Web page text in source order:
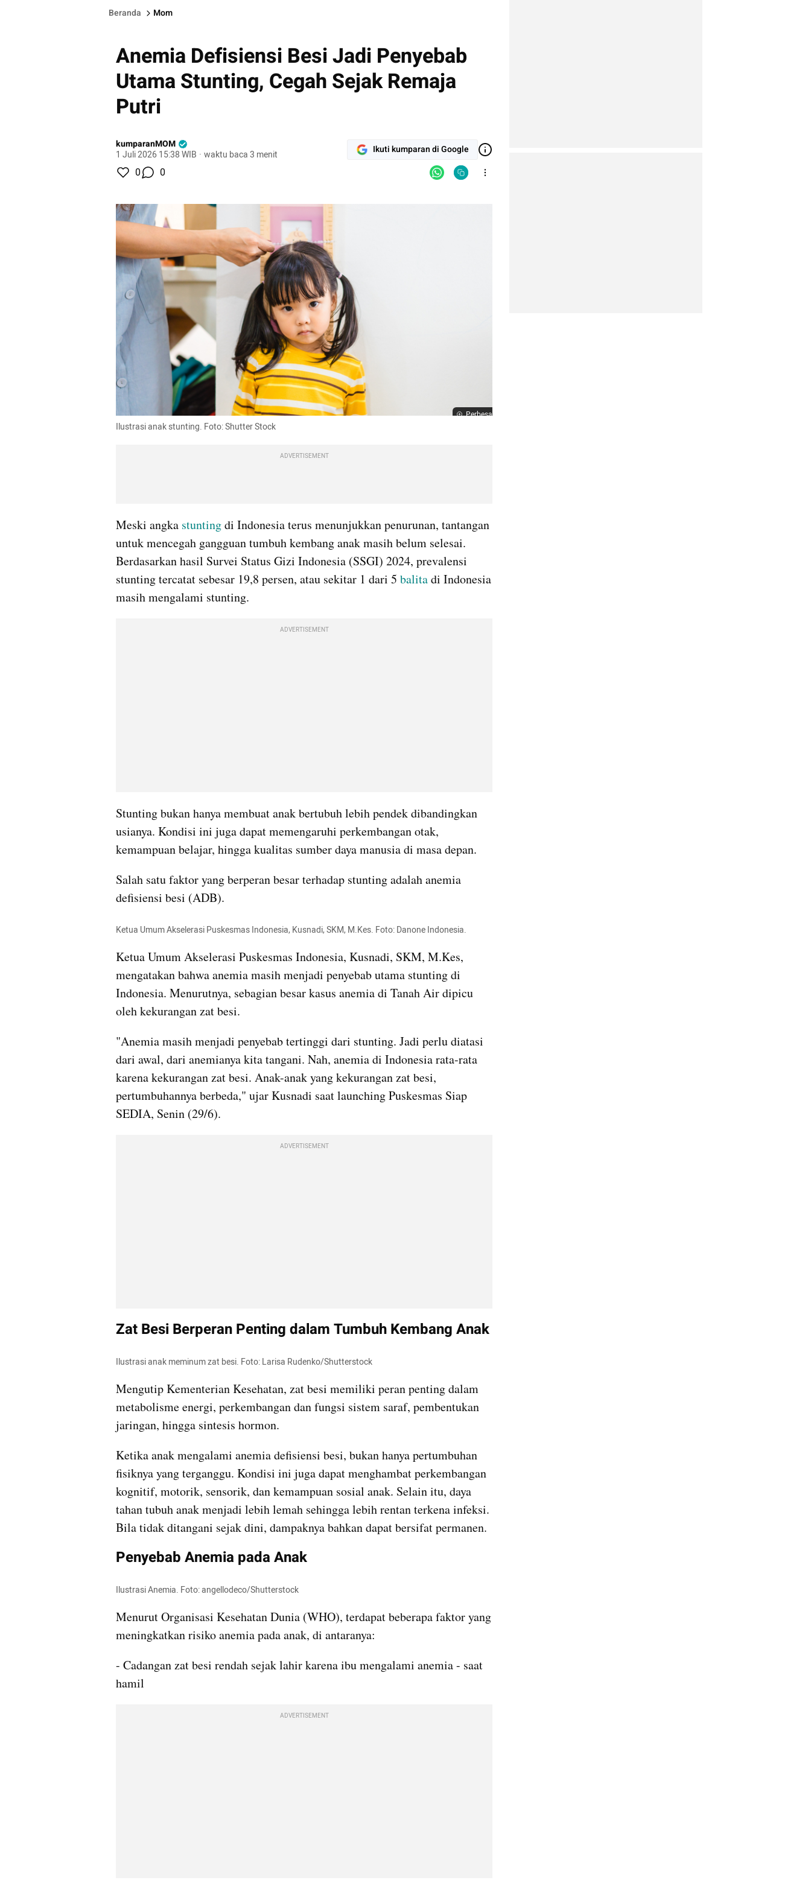
Beranda Mom
Anemia Defisiensi Besi Jadi Penyebab
Utama Stunting, Cegah Sejak Remaja
Putri
kumparanMOM
1 Juli 2026 15:38 WIB · waktu baca 3 menit Ikuti kumparan di Google
0 0
Perbesar
Ilustrasi anak stunting. Foto: Shutter Stock
ADVERTISEMENT
Meski angka stunting di Indonesia terus menunjukkan penurunan, tantangan
untuk mencegah gangguan tumbuh kembang anak masih belum selesai.
Berdasarkan hasil Survei Status Gizi Indonesia (SSGI) 2024, prevalensi
stunting tercatat sebesar 19,8 persen, atau sekitar 1 dari 5 balita di Indonesia
masih mengalami stunting.
ADVERTISEMENT
Stunting bukan hanya membuat anak bertubuh lebih pendek dibandingkan
usianya. Kondisi ini juga dapat memengaruhi perkembangan otak,
kemampuan belajar, hingga kualitas sumber daya manusia di masa depan.
Salah satu faktor yang berperan besar terhadap stunting adalah anemia
defisiensi besi (ADB).
Ketua Umum Akselerasi Puskesmas Indonesia, Kusnadi, SKM, M.Kes. Foto: Danone Indonesia.
Ketua Umum Akselerasi Puskesmas Indonesia, Kusnadi, SKM, M.Kes,
mengatakan bahwa anemia masih menjadi penyebab utama stunting di
Indonesia. Menurutnya, sebagian besar kasus anemia di Tanah Air dipicu
oleh kekurangan zat besi.
"Anemia masih menjadi penyebab tertinggi dari stunting. Jadi perlu diatasi
dari awal, dari anemianya kita tangani. Nah, anemia di Indonesia rata-rata
karena kekurangan zat besi. Anak-anak yang kekurangan zat besi,
pertumbuhannya berbeda," ujar Kusnadi saat launching Puskesmas Siap
SEDIA, Senin (29/6).
ADVERTISEMENT
Zat Besi Berperan Penting dalam Tumbuh Kembang Anak
Ilustrasi anak meminum zat besi. Foto: Larisa Rudenko/Shutterstock
Mengutip Kementerian Kesehatan, zat besi memiliki peran penting dalam
metabolisme energi, perkembangan dan fungsi sistem saraf, pembentukan
jaringan, hingga sintesis hormon.
Ketika anak mengalami anemia defisiensi besi, bukan hanya pertumbuhan
fisiknya yang terganggu. Kondisi ini juga dapat menghambat perkembangan
kognitif, motorik, sensorik, dan kemampuan sosial anak. Selain itu, daya
tahan tubuh anak menjadi lebih lemah sehingga lebih rentan terkena infeksi.
Bila tidak ditangani sejak dini, dampaknya bahkan dapat bersifat permanen.
Penyebab Anemia pada Anak
Ilustrasi Anemia. Foto: angellodeco/Shutterstock
Menurut Organisasi Kesehatan Dunia (WHO), terdapat beberapa faktor yang
meningkatkan risiko anemia pada anak, di antaranya:
- Cadangan zat besi rendah sejak lahir karena ibu mengalami anemia - saat
hamil
ADVERTISEMENT